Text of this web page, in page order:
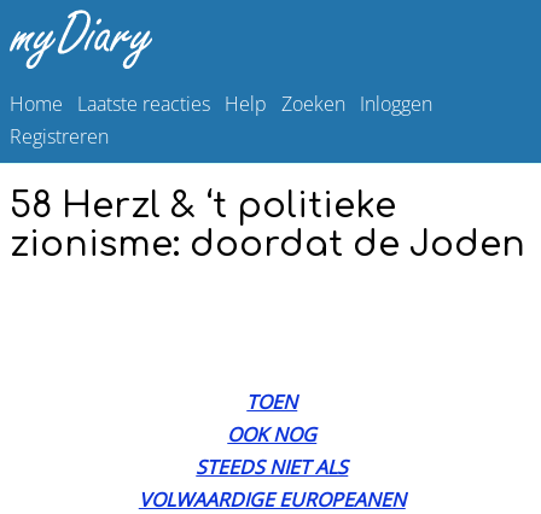
Home Laatste reacties Help Zoeken Inloggen
Registreren
58 Herzl & ‘t politieke
zionisme: doordat de Joden
TOEN
OOK NOG
STEEDS NIET ALS
VOLWAARDIGE EUROPEANEN